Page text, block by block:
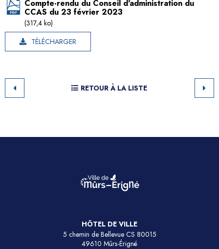
Compte-rendu du Conseil d'administration du
CCAS du 23 février 2023
(317,4 ko)
TÉLÉCHARGER
RETOUR À LA LISTE
HÔTEL DE VILLE
5 chemin de Bellevue CS 80015
49610 Mûrs-Érigné